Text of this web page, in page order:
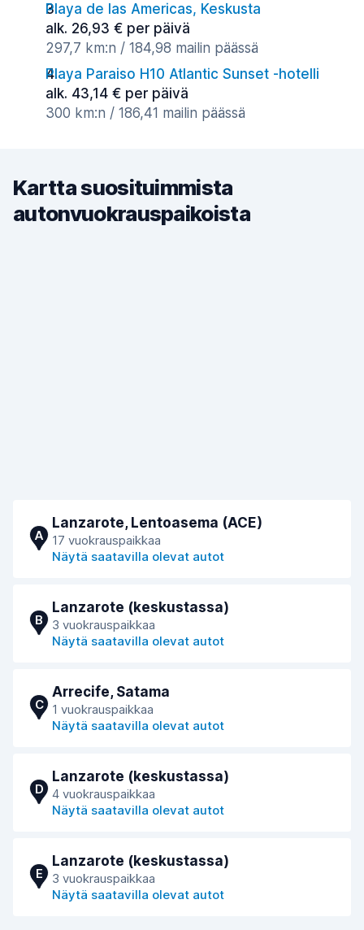
Playa de las Americas, Keskusta
alk. 26,93 € per päivä
297,7 km:n / 184,98 mailin päässä
Playa Paraiso H10 Atlantic Sunset -hotelli
alk. 43,14 € per päivä
300 km:n / 186,41 mailin päässä
Kartta suosituimmista
autonvuokrauspaikoista
A
Lanzarote, Lentoasema (ACE)
17 vuokrauspaikkaa
Näytä saatavilla olevat autot
B
Lanzarote (keskustassa)
3 vuokrauspaikkaa
Näytä saatavilla olevat autot
C
Arrecife, Satama
1 vuokrauspaikkaa
Näytä saatavilla olevat autot
D
Lanzarote (keskustassa)
4 vuokrauspaikkaa
Näytä saatavilla olevat autot
E
Lanzarote (keskustassa)
3 vuokrauspaikkaa
Näytä saatavilla olevat autot